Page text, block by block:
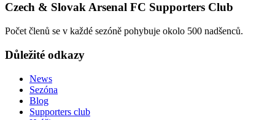
Czech & Slovak Arsenal FC Supporters Club
Počet členů se v každé sezóně pohybuje okolo 500 nadšenců.
Důležité odkazy
News
Sezóna
Blog
Supporters club